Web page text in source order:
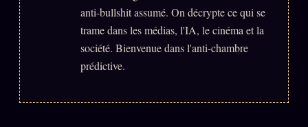
anti-bullshit assumé. On décrypte ce qui se
trame dans les médias, l'IA, le cinéma et la
société. Bienvenue dans l'anti-chambre
prédictive.